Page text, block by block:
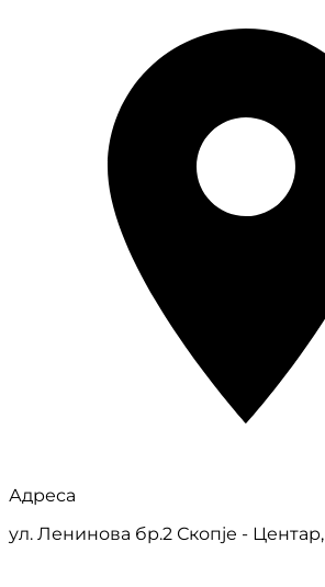
Адреса
ул. Ленинова бр.2 Скопје -